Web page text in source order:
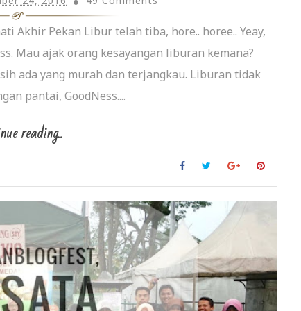
Akhir Pekan Libur telah tiba, hore.. horee.. Yeay,
Mau ajak orang kesayangan liburan kemana?
ada yang murah dan terjangkau. Liburan tidak
pantai, GoodNess....
reading...